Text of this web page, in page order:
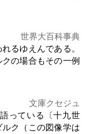
世界大百科事典
るゆえんである。
クの場合もその一例
文庫クセジュ
っている〔十九世
ク
（この図像学は